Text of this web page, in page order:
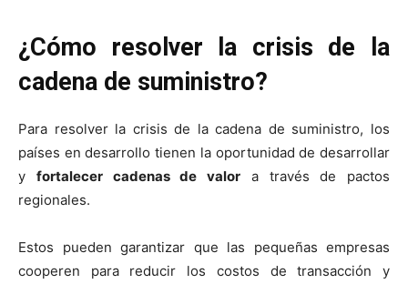
¿Cómo resolver la crisis de la
cadena de suministro?
Para resolver la crisis de la cadena de suministro, los
países en desarrollo tienen la oportunidad de desarrollar
y fortalecer cadenas de valor a través de pactos
regionales.
Estos pueden garantizar que las pequeñas empresas
cooperen para reducir los costos de transacción y